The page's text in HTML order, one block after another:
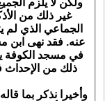
ولكن لا يلزم
غير ذلك من
الجماعي الذي لم
عنه. فقد نهى ابن
في مسجد الكوفة
ذلك من الإحداث
وأخيرا نذكر بما